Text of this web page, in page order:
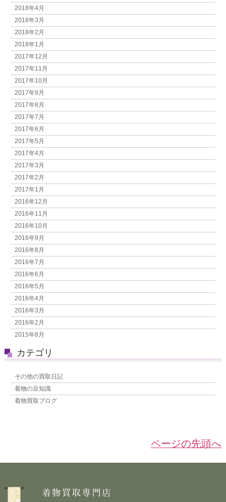
2018年4月
2018年3月
2018年2月
2018年1月
2017年12月
2017年11月
2017年10月
2017年9月
2017年8月
2017年7月
2017年6月
2017年5月
2017年4月
2017年3月
2017年2月
2017年1月
2016年12月
2016年11月
2016年10月
2016年9月
2016年8月
2016年7月
2016年6月
2016年5月
2016年4月
2016年3月
2016年2月
2015年8月
カテゴリ
その他の買取日記
着物の豆知識
着物買取ブログ
ページの先頭へ